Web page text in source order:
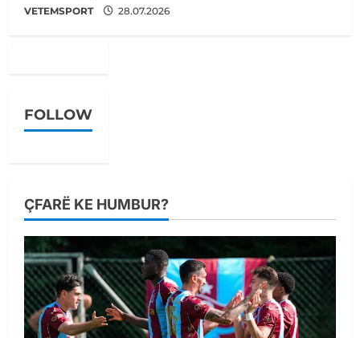
VETEMSPORT 28.07.2026
FOLLOW
ÇFARË KE HUMBUR?